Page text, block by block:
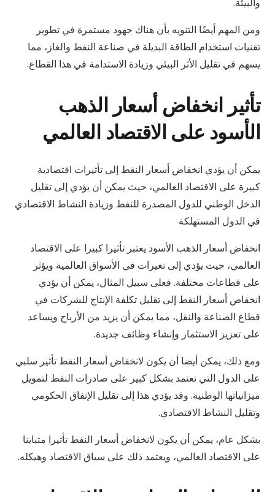
ومن المهم أيضًا التنويه بأن هناك جهود مستمرة في تطوير
تقنيات استخدام الطاقة البديلة في صناعة النفط والغاز، مما
يسهم في تقليل الأثر البيئي وزيادة الاستدامة في هذا القطاع.
تأثير انخفاض أسعار الذهب
الأسود على الاقتصاد العالمي
يمكن أن يؤدي انخفاض أسعار النفط إلى تأثيرات اقتصادية
كبيرة على الاقتصاد العالمي، حيث يمكن أن يؤدي إلى تقليل
الدخل الوطني للدول المصدرة للنفط وزيادة النشاط الاقتصادي
في الدول المستهلكة
انخفاض أسعار الذهب الأسود يعتبر تأثيرا كبيرا على الاقتصاد
العالمي، حيث يؤدي إلى تغيرات في الأسواق العالمية ويؤثر
على قطاعات مختلفة. فعلى سبيل المثال، يمكن أن يؤدي
انخفاض أسعار النفط إلى تقليل تكلفة الإنتاج للشركات في
قطاع الصناعة والنقل، مما يمكن أن يزيد من الأرباح ويساعد
على تعزيز الاستثمار وإنشاء وظائف جديدة.
ومع ذلك، يمكن أيضا أن يكون لانخفاض أسعار النفط تأثير سلبي
على الدول التي تعتمد بشكل كبير على صادرات النفط لتمويل
ميزانياتها الوطنية. وقد يؤدي هذا إلى تقليل الإنفاق الحكومي
وتقليل النشاط الاقتصادي.
بشكل عام، يمكن أن يكون لانخفاض أسعار النفط تأثيرا متباينا
على الاقتصاد العالمي، ويعتمد ذلك على سياق الاقتصاد وهيكله.